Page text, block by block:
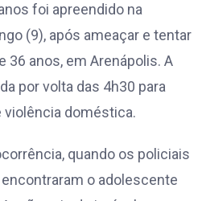
foi apreendido na
(9), após ameaçar e tentar
36 anos, em Arenápolis. A
por volta das 4h30 para
violência doméstica.
quando os policiais
o adolescente